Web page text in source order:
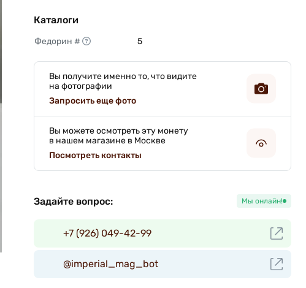
Каталоги
Федорин # 5
Вы получите именно то, что видите
на фотографии
Запросить еще фото
Вы можете осмотреть эту монету
в нашем магазине в Москве
Посмотреть контакты
Задайте вопрос: Мы онлайн!
+7 (926) 049-42-99
@imperial_mag_bot